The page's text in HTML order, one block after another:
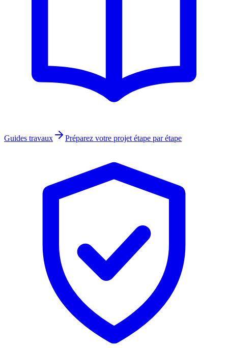
Guides travaux Préparez votre projet étape par étape